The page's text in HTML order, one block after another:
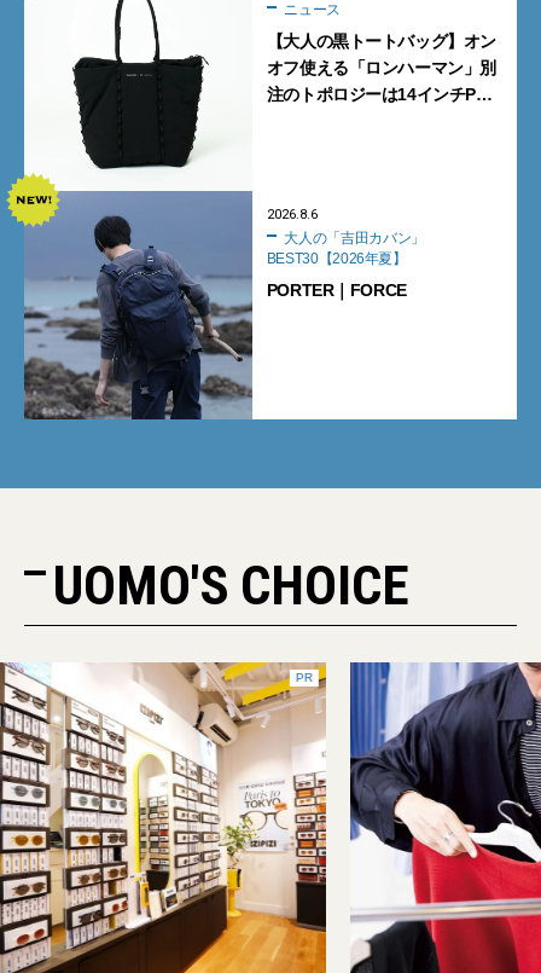
ニュース
【大人の黒トートバッグ】オン
オフ使える「ロンハーマン」別
注のトポロジーは14インチPC
2026.8.6
BEST30【2026年夏】
PORTER｜FORCE
UOMO'S CHOICE